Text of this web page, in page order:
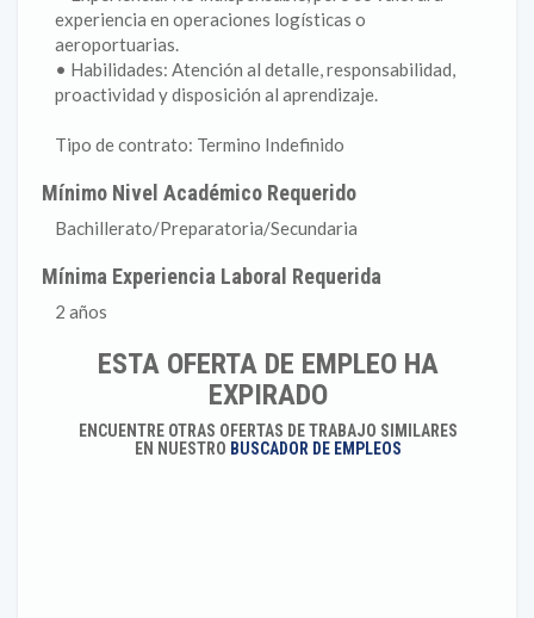
experiencia en operaciones logísticas o
aeroportuarias.
• Habilidades: Atención al detalle, responsabilidad,
proactividad y disposición al aprendizaje.
Tipo de contrato: Termino Indefinido
Mínimo Nivel Académico Requerido
Bachillerato/Preparatoria/Secundaria
Mínima Experiencia Laboral Requerida
2 años
ESTA OFERTA DE EMPLEO HA
EXPIRADO
ENCUENTRE OTRAS OFERTAS DE TRABAJO SIMILARES
EN NUESTRO BUSCADOR DE EMPLEOS